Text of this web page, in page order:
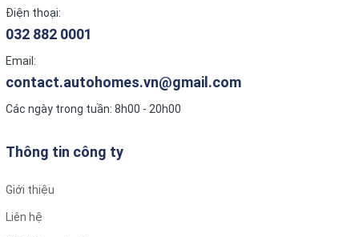
Điện thoại:
032 882 0001
Email:
contact.autohomes.vn@gmail.com
Các ngày trong tuần: 8h00 - 20h00
Thông tin công ty
Giới thiệu
Liên hệ